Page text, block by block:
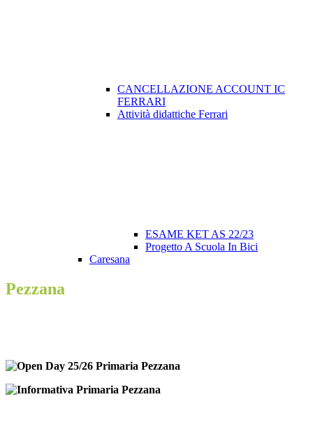
CANCELLAZIONE ACCOUNT IC
FERRARI
Attività didattiche Ferrari
ESAME KET AS 22/23
Progetto A Scuola In Bici
Caresana
Pezzana